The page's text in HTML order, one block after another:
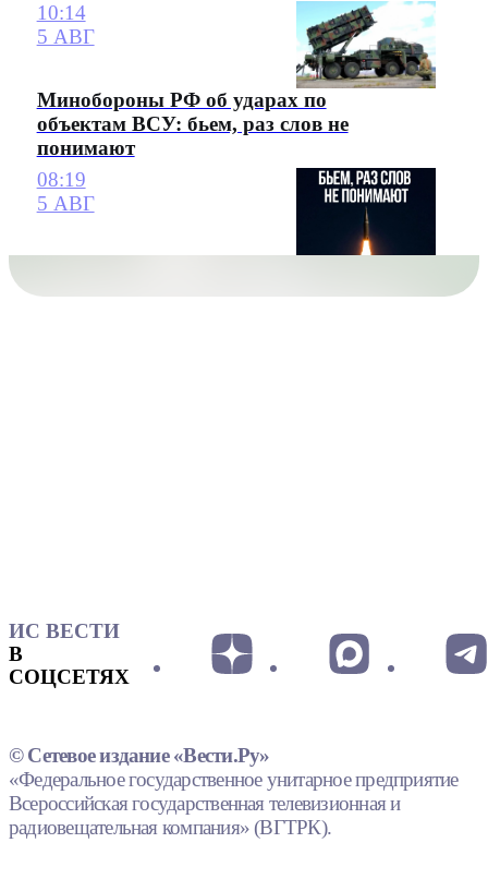
10:14
5 АВГ
Минобороны РФ об ударах по
объектам ВСУ: бьем, раз слов не
понимают
08:19
5 АВГ
ИС ВЕСТИ
В
СОЦСЕТЯХ
© Сетевое издание «Вести.Ру»
«Федеральное государственное унитарное предприятие
Всероссийская государственная телевизионная и
радиовещательная компания» (ВГТРК).